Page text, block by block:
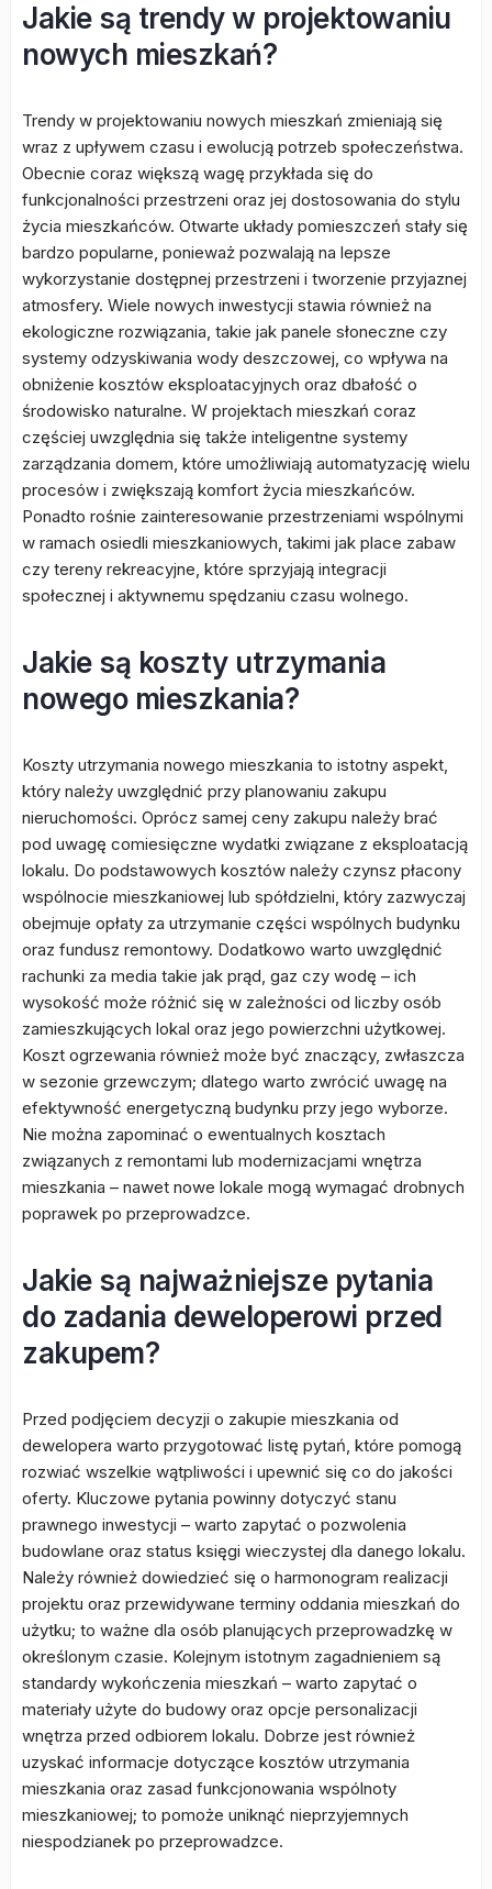
Jakie są trendy w projektowaniu
nowych mieszkań?
Trendy w projektowaniu nowych mieszkań zmieniają się
wraz z upływem czasu i ewolucją potrzeb społeczeństwa.
Obecnie coraz większą wagę przykłada się do
funkcjonalności przestrzeni oraz jej dostosowania do stylu
życia mieszkańców. Otwarte układy pomieszczeń stały się
bardzo popularne, ponieważ pozwalają na lepsze
wykorzystanie dostępnej przestrzeni i tworzenie przyjaznej
atmosfery. Wiele nowych inwestycji stawia również na
ekologiczne rozwiązania, takie jak panele słoneczne czy
systemy odzyskiwania wody deszczowej, co wpływa na
obniżenie kosztów eksploatacyjnych oraz dbałość o
środowisko naturalne. W projektach mieszkań coraz
częściej uwzględnia się także inteligentne systemy
zarządzania domem, które umożliwiają automatyzację wielu
procesów i zwiększają komfort życia mieszkańców.
Ponadto rośnie zainteresowanie przestrzeniami wspólnymi
w ramach osiedli mieszkaniowych, takimi jak place zabaw
czy tereny rekreacyjne, które sprzyjają integracji
społecznej i aktywnemu spędzaniu czasu wolnego.
Jakie są koszty utrzymania
nowego mieszkania?
Koszty utrzymania nowego mieszkania to istotny aspekt,
który należy uwzględnić przy planowaniu zakupu
nieruchomości. Oprócz samej ceny zakupu należy brać
pod uwagę comiesięczne wydatki związane z eksploatacją
lokalu. Do podstawowych kosztów należy czynsz płacony
wspólnocie mieszkaniowej lub spółdzielni, który zazwyczaj
obejmuje opłaty za utrzymanie części wspólnych budynku
oraz fundusz remontowy. Dodatkowo warto uwzględnić
rachunki za media takie jak prąd, gaz czy wodę – ich
wysokość może różnić się w zależności od liczby osób
zamieszkujących lokal oraz jego powierzchni użytkowej.
Koszt ogrzewania również może być znaczący, zwłaszcza
w sezonie grzewczym; dlatego warto zwrócić uwagę na
efektywność energetyczną budynku przy jego wyborze.
Nie można zapominać o ewentualnych kosztach
związanych z remontami lub modernizacjami wnętrza
mieszkania – nawet nowe lokale mogą wymagać drobnych
poprawek po przeprowadzce.
Jakie są najważniejsze pytania
do zadania deweloperowi przed
zakupem?
Przed podjęciem decyzji o zakupie mieszkania od
dewelopera warto przygotować listę pytań, które pomogą
rozwiać wszelkie wątpliwości i upewnić się co do jakości
oferty. Kluczowe pytania powinny dotyczyć stanu
prawnego inwestycji – warto zapytać o pozwolenia
budowlane oraz status księgi wieczystej dla danego lokalu.
Należy również dowiedzieć się o harmonogram realizacji
projektu oraz przewidywane terminy oddania mieszkań do
użytku; to ważne dla osób planujących przeprowadzkę w
określonym czasie. Kolejnym istotnym zagadnieniem są
standardy wykończenia mieszkań – warto zapytać o
materiały użyte do budowy oraz opcje personalizacji
wnętrza przed odbiorem lokalu. Dobrze jest również
uzyskać informacje dotyczące kosztów utrzymania
mieszkania oraz zasad funkcjonowania wspólnoty
mieszkaniowej; to pomoże uniknąć nieprzyjemnych
niespodzianek po przeprowadzce.